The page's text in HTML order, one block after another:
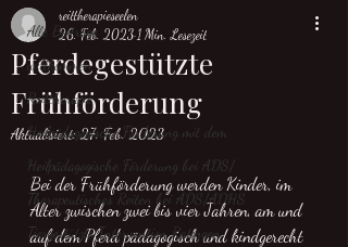
Alle Beiträge
willkommen
Reittherapie
Heilpädagogische Förderung mit dem
Heilpädagogische Förderung bei ADS/
Therapeutisches Reiten bei ADS/ADHS
Tiergestützte Intervention Ratingen
Pferdegestützte
Frühförderung
reittherapieseelen
26. Feb. 2023 1 Min. Lesezeit
Aktualisiert:27. Feb. 2023
Bei der Frühförderung werden Kinder, im
Alter zwischen zwei bis vier Jahren, am und
auf dem Pferd pädagogisch und kindgerecht